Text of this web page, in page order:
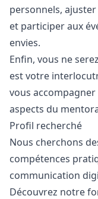
personnels,
et participer aux
envies.
Enfin, vous ne
est votre
vous
aspects du
Profil recherché
Nous cherchons
compétences
communication
Découvrez notre